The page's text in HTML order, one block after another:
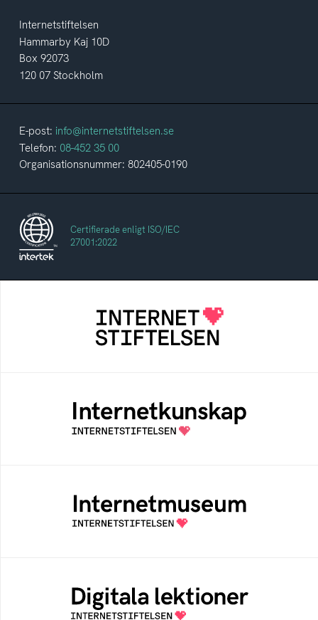
Internetstiftelsen
Hammarby Kaj 10D
Box 92073
120 07 Stockholm
E-post: info@internetstiftelsen.se
Telefon: 08-452 35 00
Organisationsnummer: 802405-0190
Certifierade enligt ISO/IEC
27001:2022
Internetstiftelsen verkar för ett internet som
bidrar positivt till människan och samhället
Samlad kunskap som hjälper dig att bli en
säker och medveten internetanvändare
Ett digitalt museum som byggts, och kureras
av Internetstiftelsen
Öppen digital lärresurs med färdiga lektioner
för alla stadier i grundskolan